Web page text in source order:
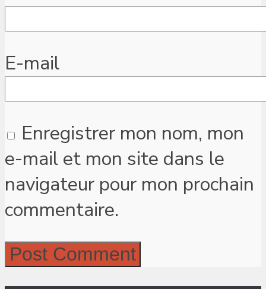
E-mail
Enregistrer mon nom, mon
e-mail et mon site dans le
navigateur pour mon prochain
commentaire.